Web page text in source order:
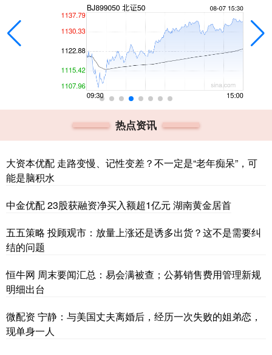
热点资讯
大资本优配 走路变慢、记性变差？不一定是“老年痴呆”，可
能是脑积水
中金优配 23股获融资净买入额超1亿元 湖南黄金居首
五五策略 投顾观市：放量上涨还是诱多出货？这不是需要纠
结的问题
恒牛网 周末要闻汇总：易会满被查；公募销售费用管理新规
明细出台
微配资 宁静：与美国丈夫离婚后，经历一次失败的姐弟恋，
现单身一人